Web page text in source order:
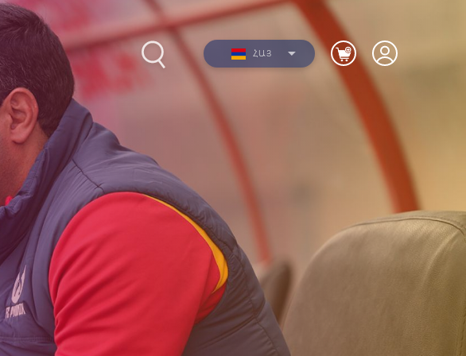
Ընդունելություն 2012-
2021թթ. երեխաների
համար
Լուսանկարներ
Տեսանյութեր
ՀԱՅ